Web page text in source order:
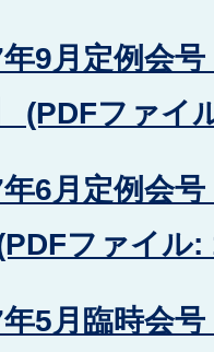
9月定例会
(PDFファイ
6月定例会
ファイル:
5月臨時会